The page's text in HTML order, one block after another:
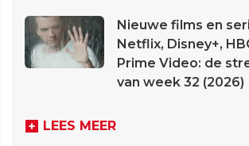
Nieuwe films en
Netflix, Disney+,
Prime Video: de
van week 32 (2026)
LEES MEER